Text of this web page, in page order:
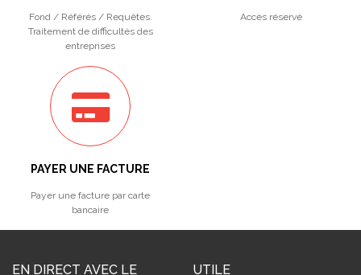
Fond / Référés / Requêtes.
Traitement de difficultés des
entreprises
Accès réservé
PAYER UNE FACTURE
Payer une facture par carte
bancaire
EN DIRECT AVEC LE
UTILE